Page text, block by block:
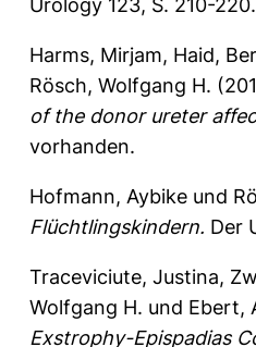
Urology 123, S. 210-220.
Harms, Mirjam, Haid,
Rösch, Wolfgang H.
of the donor ureter
vorhanden.
Hofmann, Aybike und
Flüchtlingskindern. Der
Traceviciute, Justina,
Wolfgang H. und Ebert,
Exstrophy-Epispadias